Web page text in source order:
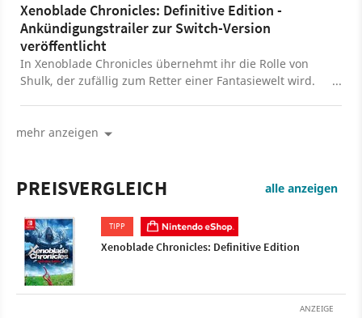
Xenoblade Chronicles: Definitive Edition -
Ankündigungstrailer zur Switch-Version
veröffentlicht
In Xenoblade Chronicles übernehmt ihr die Rolle von
Shulk, der zufällig zum Retter einer Fantasiewelt wird.
einer deutlich besseren Optik, wie man es von einem
Chronicles: Definitive Edition erscheint 2020 exklusiv für
die Switch.
mehr anzeigen
PREISVERGLEICH alle anzeigen
TIPP
Xenoblade Chronicles: Definitive Edition
ANZEIGE